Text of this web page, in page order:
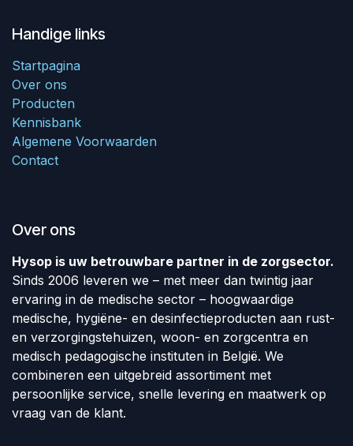
Handige links
Startpagina
Over ons
Producten
Kennisbank
Algemene Voorwaarden
Contact
Over ons
Hysop is uw betrouwbare partner in de zorgsector.
Sinds 2006 leveren we – met meer dan twintig jaar
ervaring in de medische sector – hoogwaardige
medische, hygiëne- en desinfectieproducten aan rust-
en verzorgingstehuizen, woon- en zorgcentra en
medisch pedagogische instituten in België. We
combineren een uitgebreid assortiment met
persoonlijke service, snelle levering en maatwerk op
vraag van de klant.